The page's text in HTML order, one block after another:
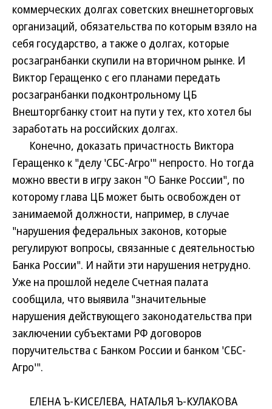
коммерческих долгах советских внешнеторговых
организаций, обязательства по которым взяло на
себя государство, а также о долгах, которые
росзагранбанки скупили на вторичном рынке. И
Виктор Геращенко с его планами передать
росзагранбанки подконтрольному ЦБ
Внешторгбанку стоит на пути у тех, кто хотел бы
заработать на российских долгах.
Конечно, доказать причастность Виктора
Геращенко к "делу 'СБС-Агро'" непросто. Но тогда
можно ввести в игру закон "О Банке России", по
которому глава ЦБ может быть освобожден от
занимаемой должности, например, в случае
"нарушения федеральных законов, которые
регулируют вопросы, связанные с деятельностью
Банка России". И найти эти нарушения нетрудно.
Уже на прошлой неделе Счетная палата
сообщила, что выявила "значительные
нарушения действующего законодательства при
заключении субъектами РФ договоров
поручительства с Банком России и банком 'СБС-
Агро'".
ЕЛЕНА Ъ-КИСЕЛЕВА, НАТАЛЬЯ Ъ-КУЛАКОВА